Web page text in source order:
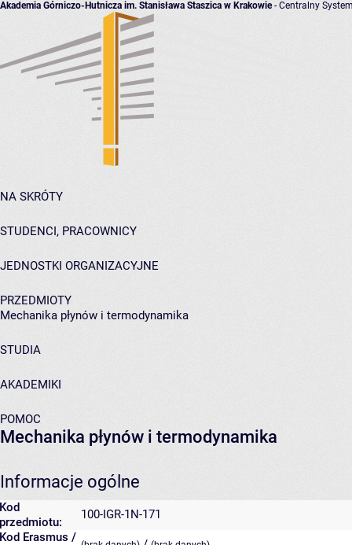
Akademia Górniczo-Hutnicza im. Stanisława Staszica w Krakowie- Centralny
NA SKRÓTY
STUDENCI, PRACOWNICY
JEDNOSTKI ORGANIZACYJNE
PRZEDMIOTY
Mechanika płynów i termodynamika
STUDIA
AKADEMIKI
POMOC
Mechanika płynów i termodynamika
Informacje ogólne
Kod
przedmiotu:
100-IGR-1N-171
Kod Erasmus /